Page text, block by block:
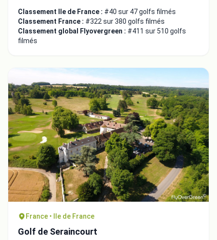
Classement Ile de France : #40 sur 47 golfs filmés
Classement France : #322 sur 380 golfs filmés
Classement global Flyovergreen : #411 sur 510 golfs
filmés
France • Ile de France
Golf de Seraincourt